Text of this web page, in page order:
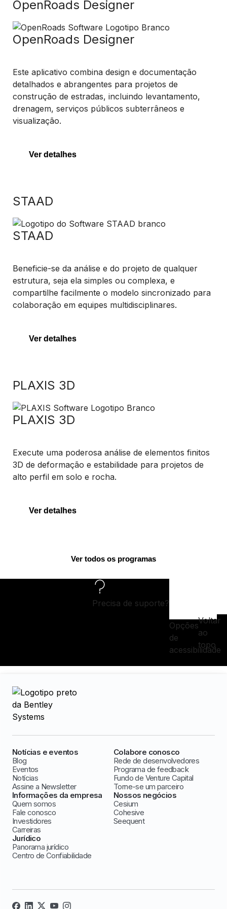
OpenRoads Designer
OpenRoads Designer
Este aplicativo combina design e documentação
detalhados e abrangentes para projetos de
construção de estradas, incluindo levantamento,
drenagem, serviços públicos subterrâneos e
visualização.
Ver detalhes
STAAD
STAAD
Beneficie-se da análise e do projeto de qualquer
estrutura, seja ela simples ou complexa, e
compartilhe facilmente o modelo sincronizado para
colaboração em equipes multidisciplinares.
Ver detalhes
PLAXIS 3D
PLAXIS 3D
Execute uma poderosa análise de elementos finitos
3D de deformação e estabilidade para projetos de
alto perfil em solo e rocha.
Ver detalhes
Ver todos os programas
Precisa de suporte?
Opções
de
acessibilidade
Voltar
ao
topo
Notícias e eventos
Blog
Eventos
Notícias
Assine a Newsletter
Colabore conosco
Rede de desenvolvedores
Programa de feedback
Fundo de Venture Capital
Torne-se um parceiro
Informações da empresa
Quem somos
Fale conosco
Investidores
Carreiras
Nossos negócios
Cesium
Cohesive
Seequent
Jurídico
Panorama jurídico
Centro de Confiabilidade